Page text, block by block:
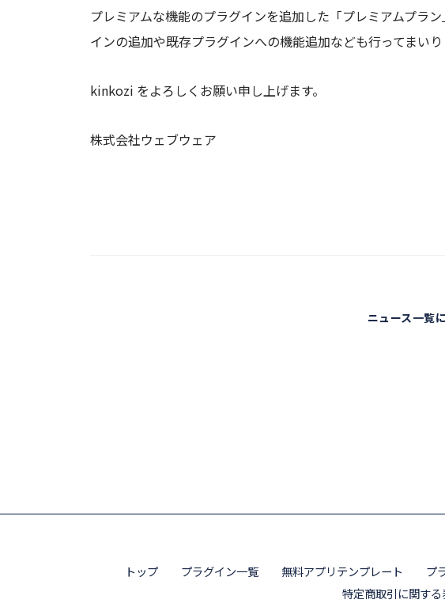
プレミアムな機能のプラグインを追加した「プレミアムプラ
インの追加や既存プラグインへの機能追加なども行ってまいり
kinkozi をよろしくお願い申し上げます。
株式会社ウェブウェア
ニュース一覧
トップ プラグイン一覧 無料アプリテンプレート プ
特定商取引に関する